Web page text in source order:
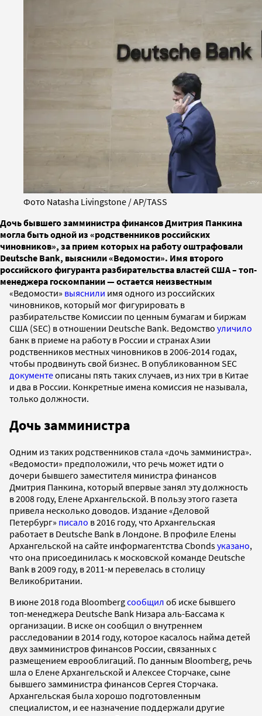
Фото Natasha Livingstone / AP/TASS
Дочь бывшего замминистра финансов Дмитрия Панкина
могла быть одной из «родственников российских
чиновников», за прием которых на работу оштрафовали
Deutsche Bank, выяснили «Ведомости». Имя второго
российского фигуранта разбирательства властей США – топ-
менеджера госкомпании — остается неизвестным
«Ведомости» выяснили имя одного из российских
чиновников, который мог фигурировать в
разбирательстве Комиссии по ценным бумагам и биржам
США (SEC) в отношении Deutsche Bank. Ведомство уличило
банк в приеме на работу в России и странах Азии
родственников местных чиновников в 2006-2014 годах,
чтобы продвинуть свой бизнес. В опубликованном SEC
документеописаны пять таких случаев, из них три в Китае
и два в России. Конкретные имена комиссия не называла,
только должности.
Дочь замминистра
Одним из таких родственников стала «дочь замминистра».
«Ведомости» предположили, что речь может идти о
дочери бывшего заместителя министра финансов
Дмитрия Панкина, который впервые занял эту должность
в 2008 году, Елене Архангельской. В пользу этого газета
привела несколько доводов. Издание «Деловой
Петербург» писало в 2016 году, что Архангельская
работает в Deutsche Bank в Лондоне. В профиле Елены
Архангельской на сайте информагентства Cbondsуказано,
что она присоединилась к московской команде Deutsche
Bank в 2009 году, в 2011-м перевелась в столицу
Великобритании.
В июне 2018 года Bloombergсообщил об иске бывшего
топ-менеджера Deutsche Bank Низара аль-Бассама к
организации. В иске он сообщил о внутреннем
расследовании в 2014 году, которое касалось найма детей
двух замминистров финансов России, связанных с
размещением еврооблигаций. По данным Bloomberg, речь
шла о Елене Архангельской и Алексее Сторчаке, сыне
бывшего замминистра финансов Сергея Сторчака.
Архангельская была хорошо подготовленным
специалистом, и ее назначение поддержали другие